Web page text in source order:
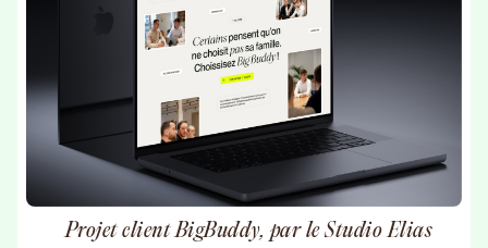
Projet client BigBuddy, par le Studio Elias